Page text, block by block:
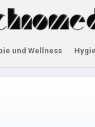
und Wellness